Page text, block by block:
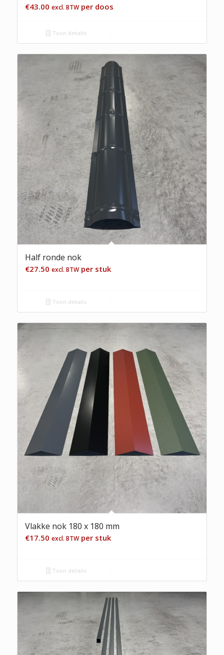
€43.00 excl. BTWper doos
Toon details
Half ronde nok
€27.50 excl. BTWper stuk
Toon details
Vlakke nok 180 x 180 mm
€17.50 excl. BTWper stuk
Toon details